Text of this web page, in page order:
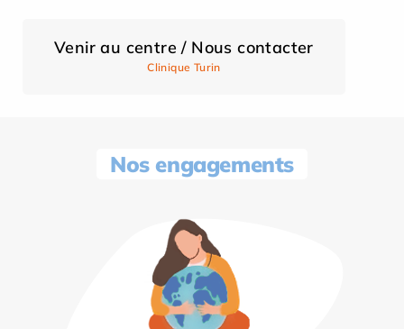
Venir au centre / Nous contacter
Clinique Turin
Nos engagements